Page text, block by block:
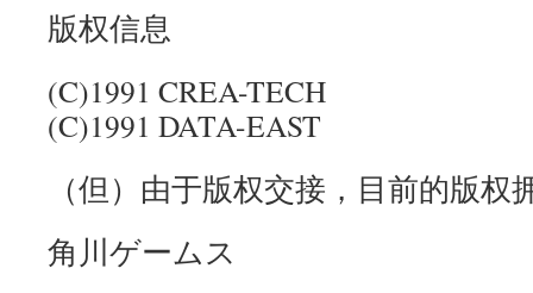
版权信息
(C)1991 CREA-TECH
(C)1991 DATA-EAST
（但）由于版权交接，目前的版权
角川ゲームス